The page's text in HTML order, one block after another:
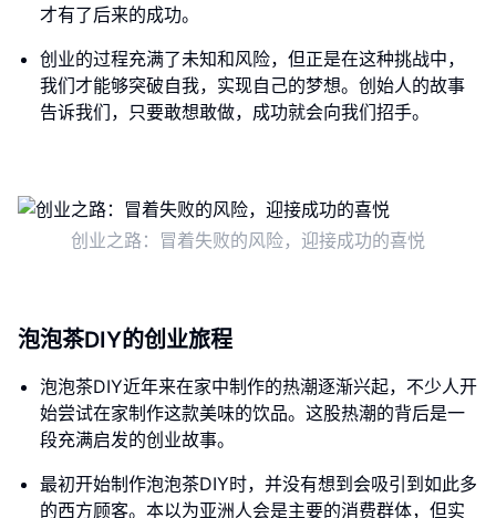
才有了后来的成功。
创业的过程充满了未知和风险，但正是在这种挑战中，
我们才能够突破自我，实现自己的梦想。创始人的故事
告诉我们，只要敢想敢做，成功就会向我们招手。
创业之路：冒着失败的风险，迎接成功的喜悦
泡泡茶DIY的创业旅程
泡泡茶DIY近年来在家中制作的热潮逐渐兴起，不少人开
始尝试在家制作这款美味的饮品。这股热潮的背后是一
段充满启发的创业故事。
最初开始制作泡泡茶DIY时，并没有想到会吸引到如此多
的西方顾客。本以为亚洲人会是主要的消费群体，但实